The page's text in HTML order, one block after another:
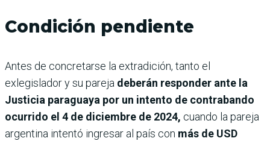
Condición pendiente
Antes de concretarse la extradición, tanto el
exlegislador y su pareja deberán responder ante la
Justicia paraguaya por un intento de contrabando
ocurrido el 4 de diciembre de 2024, cuando la pareja
argentina intentó ingresar al país con más de USD